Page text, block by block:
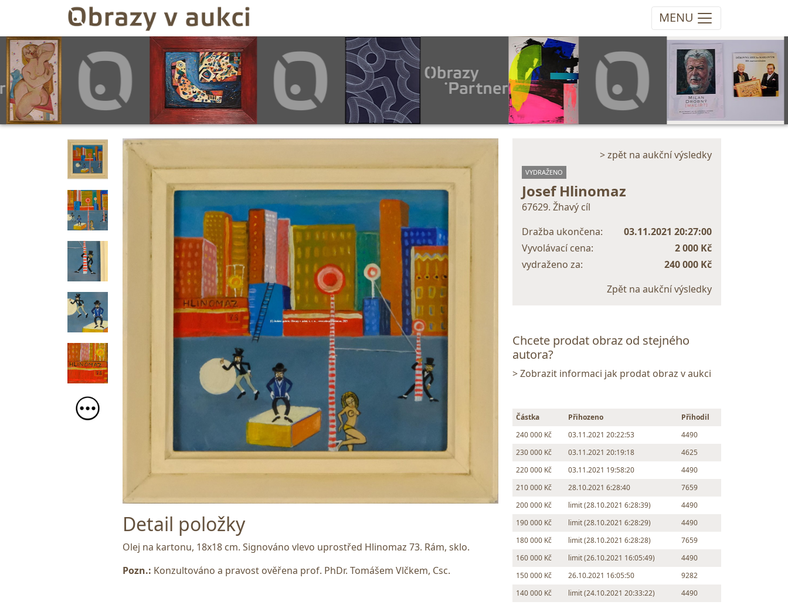
MENU
Detail položky
Olej na kartonu, 18x18 cm. Signováno vlevo uprostřed Hlinomaz 73. Rám, sklo.
Pozn.: Konzultováno a pravost ověřena prof. PhDr. Tomášem Vlčkem, Csc.
> zpět na aukční výsledky
VYDRAŽENO
Josef Hlinomaz
67629. Žhavý cíl
Dražba ukončena:
03.11.2021 20:27:00
Vyvolávací cena:
2 000 Kč
vydraženo za:
240 000 Kč
Zpět na aukční výsledky
Chcete prodat obraz od stejného
autora?
> Zobrazit informaci jak prodat obraz v aukci
Částka Přihozeno
Přihodil
240 000 Kč
03.11.2021 20:22:53
4490
230 000 Kč
03.11.2021 20:19:18
4625
220 000 Kč
03.11.2021 19:58:20
4490
210 000 Kč
28.10.2021 6:28:40
7659
200 000 Kč
limit (28.10.2021 6:28:39)
4490
190 000 Kč
limit (28.10.2021 6:28:29)
4490
180 000 Kč
limit (28.10.2021 6:28:28)
7659
160 000 Kč
limit (26.10.2021 16:05:49)
4490
150 000 Kč
26.10.2021 16:05:50
9282
140 000 Kč
limit (24.10.2021 20:33:22)
4490